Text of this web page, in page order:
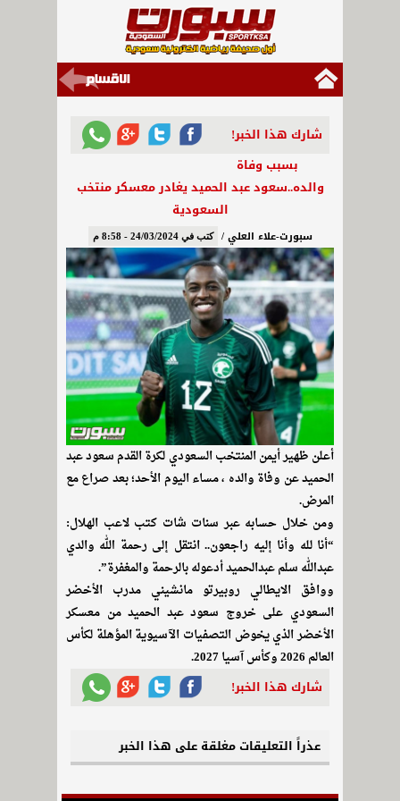
شارك هذا الخبر!
بسبب وفاة
والده..سعود عبد الحميد يغادر معسكر منتخب
السعودية
سبورت-علاء العلي / كتب في 24/03/2024 - 8:58 م
أعلن ظهير أيمن المنتخب السعودي لكرة القدم سعود عبد
الحميد عن وفاة والده ، مساء اليوم الأحد؛ بعد صراع مع
المرض.
ومن خلال حسابه عبر سنات شات كتب لاعب الهلال:
“أنا لله وأنا إليه راجعون.. انتقل إلى رحمة الله والدي
عبدالله سلم عبدالحميد أدعوله بالرحمة والمغفرة”.
ووافق الايطالي روبيرتو مانشيني مدرب الأخضر
السعودي على خروج سعود عبد الحميد من معسكر
الأخضر الذي يخوض التصفيات الآسيوية المؤهلة لكأس
العالم 2026 وكأس آسيا 2027.
شارك هذا الخبر!
عذراً التعليقات مغلقة على هذا الخبر